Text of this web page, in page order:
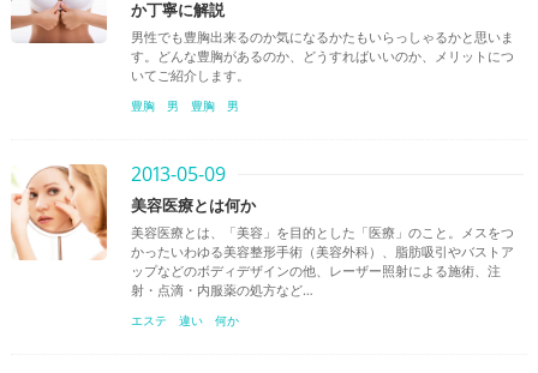
か丁寧に解説
男性でも豊胸出来るのか気になるかたもいらっしゃるかと思いま
す。どんな豊胸があるのか、どうすればいいのか、メリットにつ
いてご紹介します。
豊胸 男 豊胸 男
2013-05-09
美容医療とは何か
美容医療とは、「美容」を目的とした「医療」のこと。メスをつ
かったいわゆる美容整形手術（美容外科）、脂肪吸引やバストア
ップなどのボディデザインの他、レーザー照射による施術、注
射・点滴・内服薬の処方など…
エステ 違い 何か